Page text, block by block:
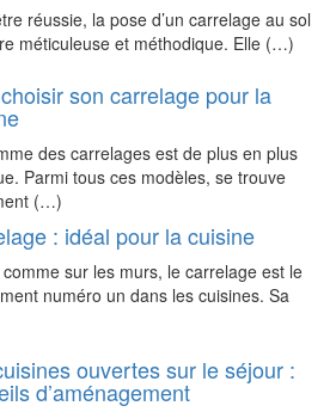
réussie, la pose d’un carrelage au sol
méticuleuse et méthodique. Elle (…)
son carrelage pour la
des carrelages est de plus en plus
Parmi tous ces modèles, se trouve
(…)
: idéal pour la cuisine
sur les murs, le carrelage est le
numéro un dans les cuisines. Sa
ouvertes sur le séjour :
d’aménagement